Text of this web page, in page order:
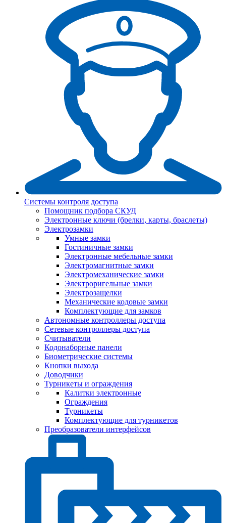
Системы контроля доступа
Помощник подбора СКУД
Электронные ключи (брелки, карты, браслеты)
Электрозамки
Умные замки
Гостиничные замки
Электронные мебельные замки
Электромагнитные замки
Электромеханические замки
Электроригельные замки
Электрозащелки
Механические кодовые замки
Комплектующие для замков
Автономные контроллеры доступа
Сетевые контроллеры доступа
Считыватели
Кодонаборные панели
Биометрические системы
Кнопки выхода
Доводчики
Турникеты и ограждения
Калитки электронные
Ограждения
Турникеты
Комплектующие для турникетов
Преобразователи интерфейсов